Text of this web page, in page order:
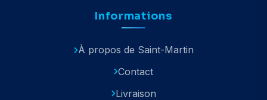
Informations
À propos de Saint-Martin
Contact
Livraison